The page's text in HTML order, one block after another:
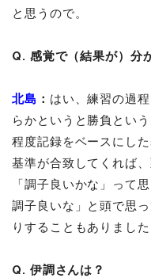
と思うので。
Q. 感覚で（結果が）分
北島 ： はい、練習の過
らかというと勝負とい
程度記録をベースにし
基準が合致してくれば
「調子良いかな」って
調子良いな」と頭で思
りすることもありました
Q. 伊調さんは？